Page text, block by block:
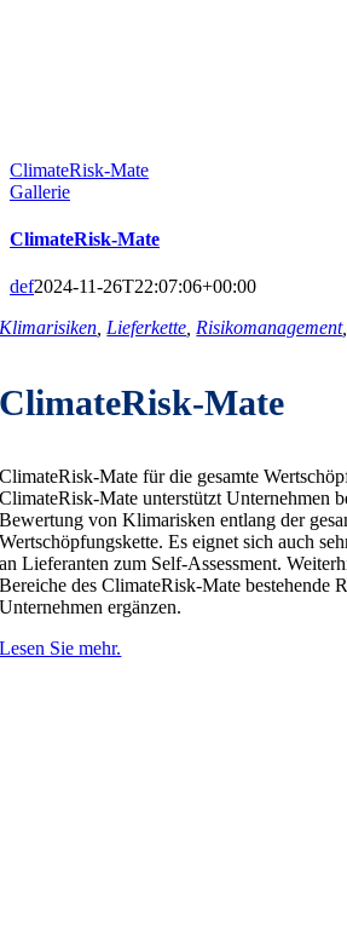
ClimateRisk-Mate
Gallerie
ClimateRisk-Mate
def2024-11-26T22:07:06+00:00
Klimarisiken Lieferkette Risikomanagement,
ClimateRisk-Mate
ClimateRisk-Mate für die gesamte
ClimateRisk-Mate unterstützt Unternehmen
Bewertung von Klimarisken entlang der
Wertschöpfungskette. Es eignet sich auch
an Lieferanten zum Self-Assessment.
Bereiche des ClimateRisk-Mate bestehende
Unternehmen ergänzen.
Lesen Sie mehr.